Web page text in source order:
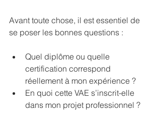
Avant toute chose, il est essentiel de
se poser les bonnes questions :
Quel diplôme ou quelle
certification correspond
réellement à mon expérience ?
En quoi cette VAE s’inscrit-elle
dans mon projet professionnel ?